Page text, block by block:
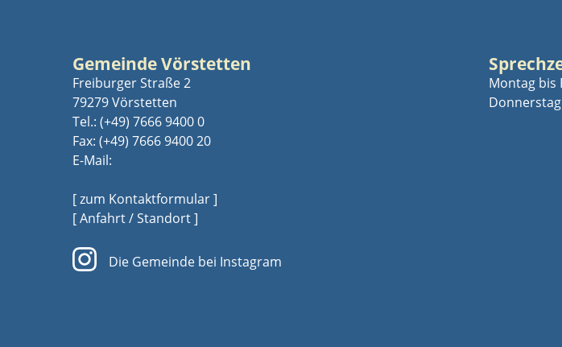
Gemeinde Vörstetten
Freiburger Straße 2
79279 Vörstetten
Tel.: (+49) 7666 9400 0
Fax: (+49) 7666 9400 20
E-Mail:
[ zum Kontaktformular ]
[ Anfahrt / Standort ]
Die Gemeinde bei Instagram
Montag bis
Donnerstag